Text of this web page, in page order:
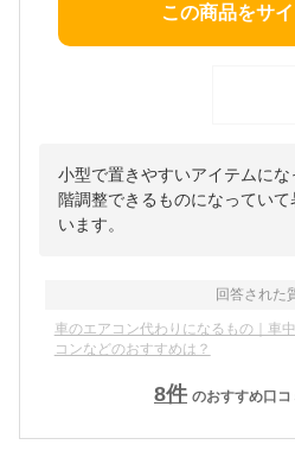
この商品をサ
小型で置きやすいアイテムに
階調整できるものになってい
います。
回答された
車のエアコン代わりになるもの｜車
コンなどのおすすめは？
8件 のおすすめ口